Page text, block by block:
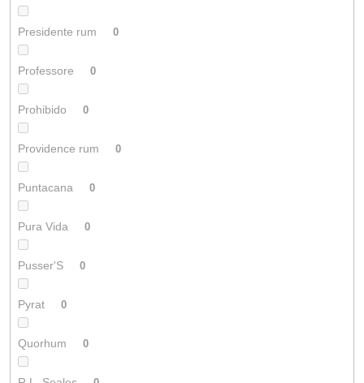
Presidente rum 0
Professore 0
Prohibido 0
Providence rum 0
Puntacana 0
Pura Vida 0
Pusser'S 0
Pyrat 0
Quorhum 0